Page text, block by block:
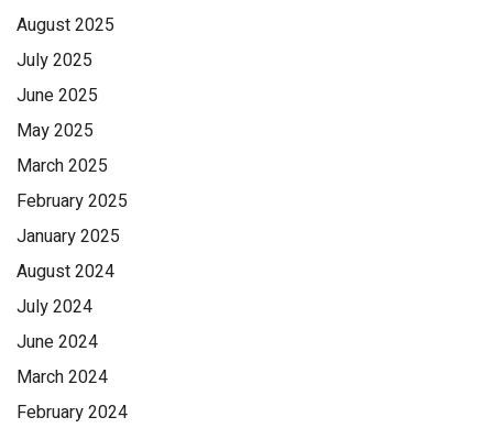
August 2025
July 2025
June 2025
May 2025
March 2025
February 2025
January 2025
August 2024
July 2024
June 2024
March 2024
February 2024